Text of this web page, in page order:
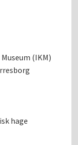
(IKM)
hage